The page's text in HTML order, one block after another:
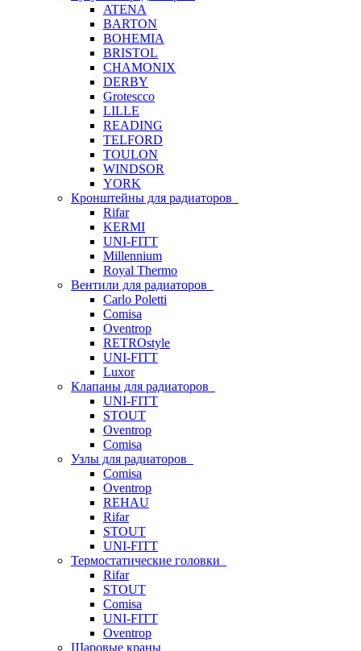
ATENA
BARTON
BOHEMIA
BRISTOL
CHAMONIX
DERBY
Grotescco
LILLE
READING
TELFORD
TOULON
WINDSOR
YORK
Кронштейны для радиаторов
Rifar
KERMI
UNI-FITT
Millennium
Royal Thermo
Вентили для радиаторов
Carlo Poletti
Comisa
Oventrop
RETROstyle
UNI-FITT
Luxor
Клапаны для радиаторов
UNI-FITT
STOUT
Oventrop
Comisa
Узлы для радиаторов
Comisa
Oventrop
REHAU
Rifar
STOUT
UNI-FITT
Термостатические головки
Rifar
STOUT
Comisa
UNI-FITT
Oventrop
Шаровые краны